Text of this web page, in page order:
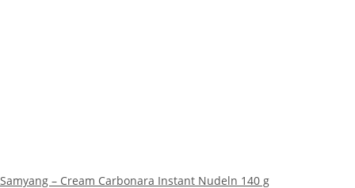
Samyang – Cream Carbonara Instant Nudeln 140 g